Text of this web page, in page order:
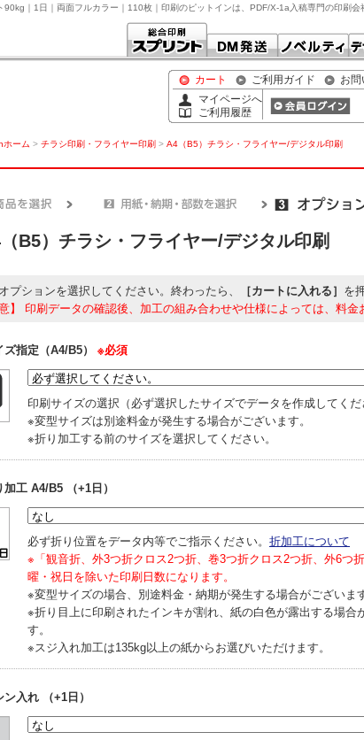
｜1日｜両面フルカラー｜110枚｜印刷のピットインは、PDF/X-1a入稿専門の印刷会
カート ご利用ガイド お問
マイページへ
ご利用履歴
ホーム > チラシ印刷・フライヤー印刷 > A4（B5）チラシ・フライヤー/デジタル印刷
B5）チラシ・フライヤー/デジタル印刷
プションを選択してください。終わったら、 ［カートに入れる］ を
】
印刷データの確認後、加工の組み合わせや仕様によっては、料金
ズ指定（A4/B5） ※必須
印刷サイズの選択（必ず選択したサイズでデータを作成してくだ
※変型サイズは別途料金が発生する場合がございます。
※折り加工する前のサイズを選択してください。
加工 A4/B5 （+1日）
必ず折り位置をデータ内等でご指示ください。 折加工について
※「観音折、外3つ折クロス2つ折、巻3つ折クロス2つ折、外6つ
曜・祝日を除いた印刷日数になります。
※変型サイズの場合、別途料金・納期が発生する場合がございま
※折り目上に印刷されたインキが割れ、紙の白色が露出する場合
す。
※スジ入れ加工は135kg以上の紙からお選びいただけます。
ン入れ （+1日）